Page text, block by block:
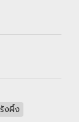
งผึ้ง